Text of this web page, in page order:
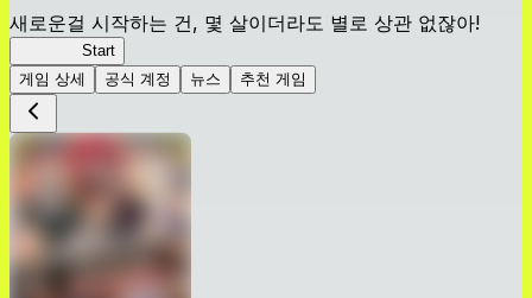
새로운걸 시작하는 건, 몇 살이더라도 별로 상관 없잖아!
Start
게임 상세
공식 계정 뉴스 추천 게임